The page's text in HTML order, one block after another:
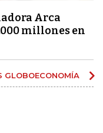
Arca
millones en
GLOBOECONOMÍA